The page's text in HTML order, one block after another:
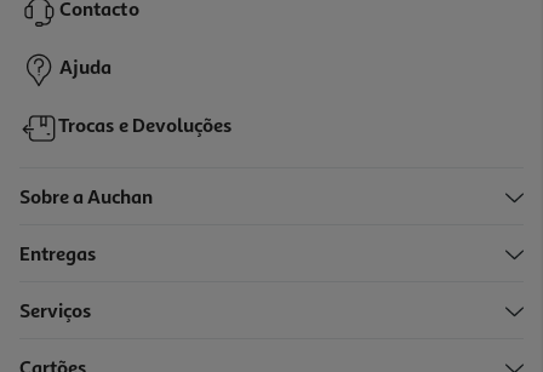
1,39 €
Contacto
Ajuda
Trocas e Devoluções
Sobre a Auchan
Entregas
Serviços